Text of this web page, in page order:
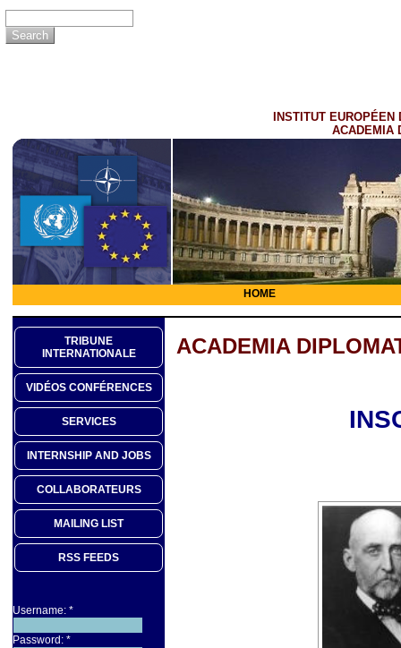
INSTITUT EUROPÉEN
ACADEMIA
HOME
TRIBUNE
INTERNATIONALE
VIDÉOS CONFÉRENCES
SERVICES
INTERNSHIP AND JOBS
COLLABORATEURS
MAILING LIST
RSS FEEDS
Username: *
Password: *
ACADEMIA